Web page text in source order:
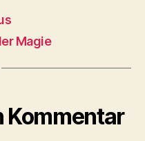
Magie
Kommentar